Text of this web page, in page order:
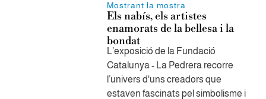
Mostrant la mostra
Els nabís, els artistes
enamorats de la bellesa i la
bondat
L’exposició de la Fundació
Catalunya - La Pedrera recorre
l’univers d'uns creadors que
estaven fascinats pel simbolisme i